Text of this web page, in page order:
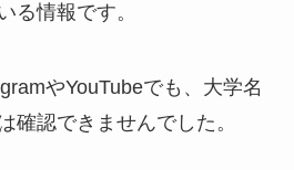
る情報です。
やYouTubeでも、大学名
確認できませんでした。